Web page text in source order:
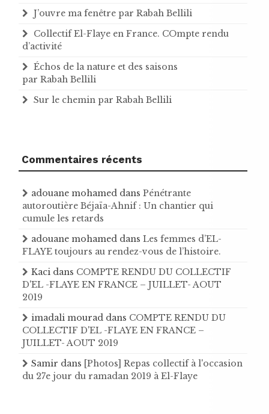
J’ouvre ma fenêtre par Rabah Bellili
Collectif El-Flaye en France. COmpte rendu
d’activité
Échos de la nature et des saisons
par Rabah Bellili
Sur le chemin par Rabah Bellili
Commentaires récents
adouane mohamed dans Pénétrante
autoroutière Béjaïa-Ahnif : Un chantier qui
cumule les retards
adouane mohamed dans Les femmes d’EL-
FLAYE toujours au rendez-vous de l’histoire .
Kaci dans COMPTE RENDU DU COLLECTIF
D'EL -FLAYE EN FRANCE – JUILLET- AOUT
2019
imadali mourad dans COMPTE RENDU DU
COLLECTIF D'EL -FLAYE EN FRANCE –
JUILLET- AOUT 2019
Samir dans [Photos] Repas collectif à l'occasion
du 27e jour du ramadan 2019 à El-Flaye